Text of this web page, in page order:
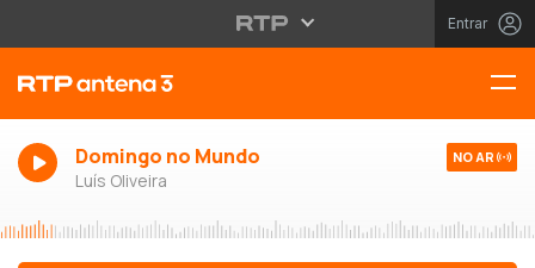
Entrar
Domingo no Mundo
Luís Oliveira
NO AR